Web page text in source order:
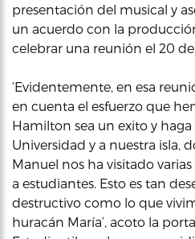
presentación del musical y
un acuerdo con la
celebrar una reunión el 20
‘Evidentemente, en esa
en cuenta el esfuerzo que
Hamilton sea un exito y
Universidad y a nuestra isla,
Manuel nos ha visitado
a estudiantes. Esto es tan
destructivo como lo que
huracán María’, acoto la